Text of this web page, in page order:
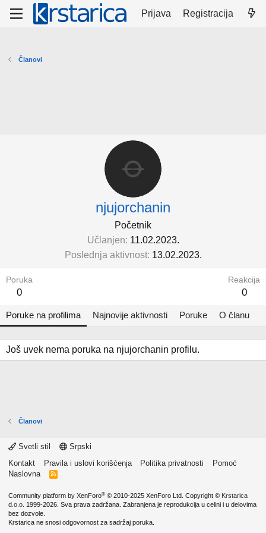
Prijava Registracija
Članovi
njujorchanin
Početnik
Učlanjen 11.02.2023.
Poslednja aktivnost 13.02.2023.
Poruka
0
Reakcija
0
Poruke na profilima Najnovije aktivnosti Poruke O članu
Još uvek nema poruka na njujorchanin profilu.
Članovi
Svetli stil
Srpski
Kontakt
Pravila i uslovi korišćenja Politika privatnosti
Pomoć
Naslovna
R
Community platform by XenForo® © 2010-2025 XenForo Ltd. Copyright © Krstarica
d.o.o. 1999-2026. Sva prava zadržana. Zabranjena je reprodukcija u celini i u delovima
bez dozvole.
Krstarica ne snosi odgovornost za sadržaj poruka.